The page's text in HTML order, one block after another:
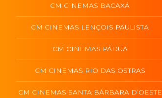
CM CINEMAS BACAXÁ
CM CINEMAS LENÇOIS PAULISTA
CM CINEMAS PÁDUA
CM CINEMAS RIO DAS OSTRAS
CM CINEMAS SANTA BÁRBARA D’OESTE